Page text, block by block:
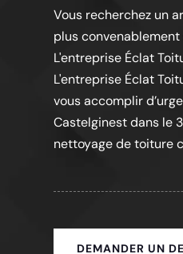
Vous recherchez un
plus convenablement
L'entreprise Éclat
L'entreprise Éclat
vous accomplir
Castelginest dans le
nettoyage de toiture
DEMANDER UN